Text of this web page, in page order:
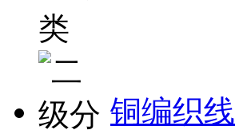
铜编织线